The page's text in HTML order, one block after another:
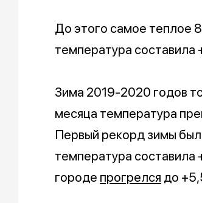
До этого самое теплое
температура составила
Зима 2019-2020 годов
месяца температура
Первый рекорд зимы был
температура составила
городе прогрелся до